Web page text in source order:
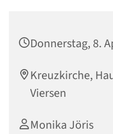
Donnerstag, 8.
Kreuzkirche,
Viersen
Monika Jöris